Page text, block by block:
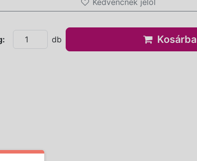
Kedvencnek jelöl
db Kosárba